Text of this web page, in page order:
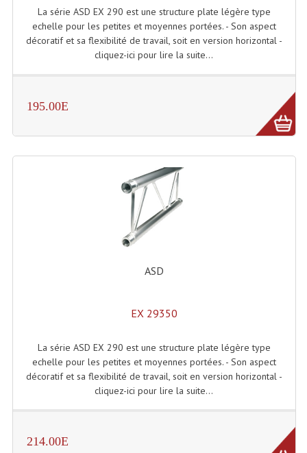
La série ASD EX 290 est une structure plate légère type
echelle pour les petites et moyennes portées. - Son aspect
décoratif et sa flexibilité de travail, soit en version horizontal -
cliquez-ici pour lire la suite...
195.00E
ASD
EX 29350
La série ASD EX 290 est une structure plate légère type
echelle pour les petites et moyennes portées. - Son aspect
décoratif et sa flexibilité de travail, soit en version horizontal -
cliquez-ici pour lire la suite...
214.00E